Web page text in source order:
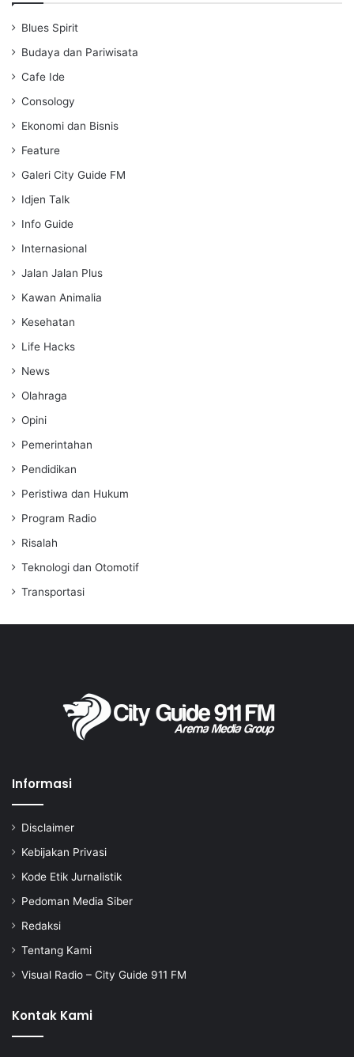
Blues Spirit
Budaya dan Pariwisata
Cafe Ide
Consology
Ekonomi dan Bisnis
Feature
Galeri City Guide FM
Idjen Talk
Info Guide
Internasional
Jalan Jalan Plus
Kawan Animalia
Kesehatan
Life Hacks
News
Olahraga
Opini
Pemerintahan
Pendidikan
Peristiwa dan Hukum
Program Radio
Risalah
Teknologi dan Otomotif
Transportasi
Informasi
Disclaimer
Kebijakan Privasi
Kode Etik Jurnalistik
Pedoman Media Siber
Redaksi
Tentang Kami
Visual Radio – City Guide 911 FM
Kontak Kami